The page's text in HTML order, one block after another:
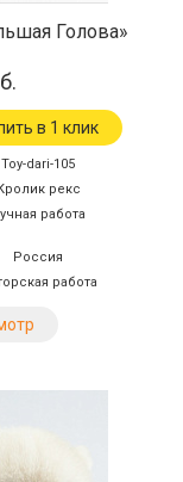
Голова»
в 1 клик
Toy-dari-105
рекс
работа
Россия
работа